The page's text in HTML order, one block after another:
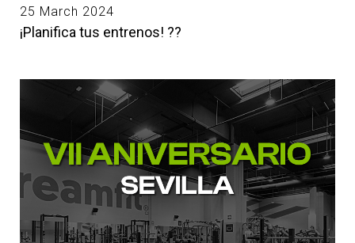
25 March 2024
¡Planifica tus entrenos! ??